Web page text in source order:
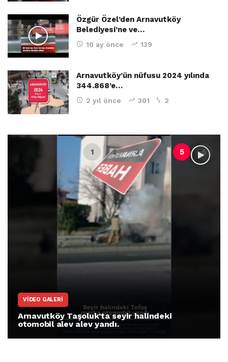
Özgür Özel’den Arnavutköy
Belediyesi’ne ve…
10 ay önce 139
Arnavutköy’ün nüfusu 2024 yılında
344.868’e…
2 yıl önce 301 2
VIDEO GALERI
Arnavutköy Taşoluk’ta seyir halindeki
otomobil alev alev yandı.